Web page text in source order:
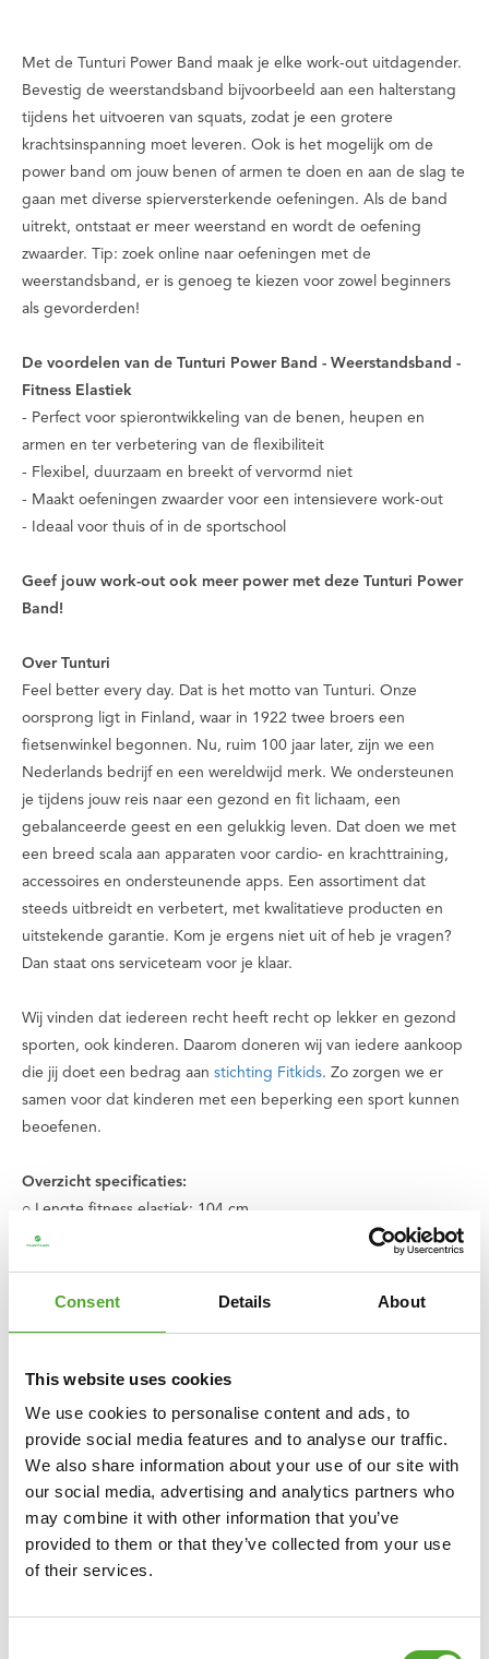
Consent Details About
This website uses cookies
We use cookies to personalise content and ads, to
provide social media features and to analyse our traffic.
We also share information about your use of our site with
our social media, advertising and analytics partners who
may combine it with other information that you’ve
provided to them or that they’ve collected from your use
of their services.
Met de Tunturi Power Band maak je elke work-out uitdagender.
Bevestig de weerstandsband bijvoorbeeld aan een halterstang
tijdens het uitvoeren van squats, zodat je een grotere
krachtsinspanning moet leveren. Ook is het mogelijk om de
power band om jouw benen of armen te doen en aan de slag te
gaan met diverse spierversterkende oefeningen. Als de band
uitrekt, ontstaat er meer weerstand en wordt de oefening
zwaarder. Tip: zoek online naar oefeningen met de
weerstandsband, er is genoeg te kiezen voor zowel beginners
als gevorderden!
De voordelen van de Tunturi Power Band - Weerstandsband -
Fitness Elastiek
- Perfect voor spierontwikkeling van de benen, heupen en
armen en ter verbetering van de flexibiliteit
- Flexibel, duurzaam en breekt of vervormd niet
- Maakt oefeningen zwaarder voor een intensievere work-out
- Ideaal voor thuis of in de sportschool
Geef jouw work-out ook meer power met deze Tunturi Power
Band!
Over Tunturi
Feel better every day. Dat is het motto van Tunturi. Onze
oorsprong ligt in Finland, waar in 1922 twee broers een
fietsenwinkel begonnen. Nu, ruim 100 jaar later, zijn we een
Nederlands bedrijf en een wereldwijd merk. We ondersteunen
je tijdens jouw reis naar een gezond en fit lichaam, een
gebalanceerde geest en een gelukkig leven. Dat doen we met
een breed scala aan apparaten voor cardio- en krachttraining,
accessoires en ondersteunende apps. Een assortiment dat
steeds uitbreidt en verbetert, met kwalitatieve producten en
uitstekende garantie. Kom je ergens niet uit of heb je vragen?
Dan staat ons serviceteam voor je klaar.
Wij vinden dat iedereen recht heeft recht op lekker en gezond
sporten, ook kinderen. Daarom doneren wij van iedere aankoop
die jij doet een bedrag aan stichting Fitkids. Zo zorgen we er
samen voor dat kinderen met een beperking een sport kunnen
beoefenen.
Overzicht specificaties:
○ Lengte fitness elastiek: 104 cm.
○ Breedte: 4,4 cm.
○ Ook leverbaar met extra lichte, lichte, medium en extra heavy
Weerstands indicatie:
- Extra light - 13mm - Oranje - 2-15kg
- Light - 22mm - Geel - 5-20kg
- Heavy - 44mm - Blauw - 20-55kg